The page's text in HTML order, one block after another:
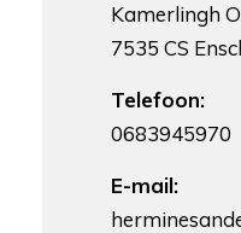
Kamerlingh
7535 CS
Telefoon:
0683945970
E-mail: